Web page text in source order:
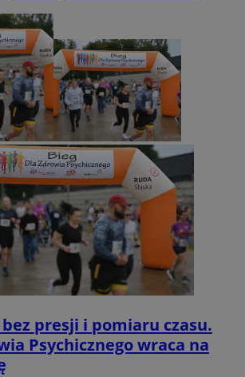
presji i pomiaru czasu.
Psychicznego wraca na